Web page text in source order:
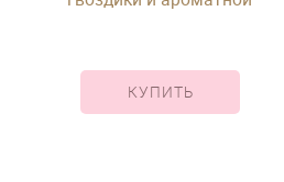
КУПИТЬ